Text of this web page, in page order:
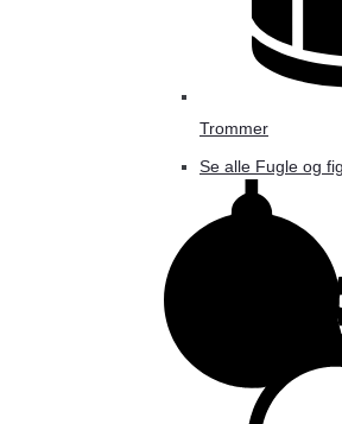
Trommer
Se alle Fugle og